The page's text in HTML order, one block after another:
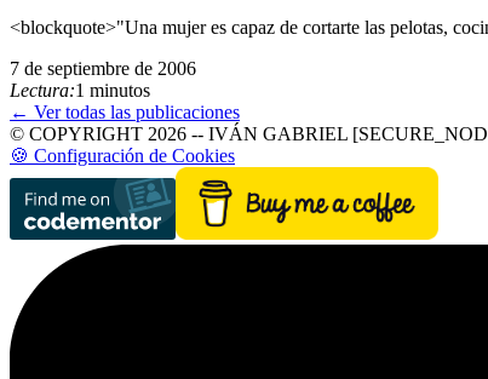
<blockquote>"Una mujer es capaz de cortarte las pelotas,
7 de septiembre de 2006
Lectura:1 minutos
← Ver todas las publicaciones
© COPYRIGHT 2026 -- IVÁN GABRIEL
🍪 Configuración de Cookies